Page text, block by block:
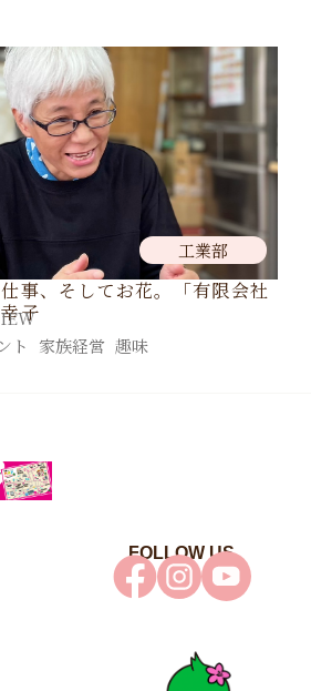
工業部
事、そしてお花。「有限会社
子
ト
家族経営 趣味
FOLLOW US